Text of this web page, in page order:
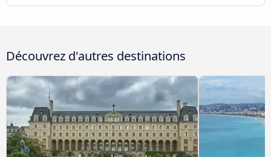
Découvrez d'autres destinations